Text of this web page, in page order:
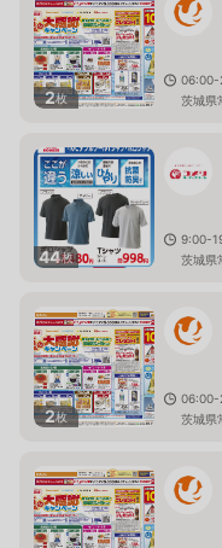
2枚
06:00-
茨城県
44枚
9:00-
茨城県
2枚
06:00-
茨城県